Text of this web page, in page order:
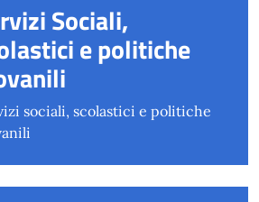
Sociali,
e politiche
sociali, scolastici e politiche